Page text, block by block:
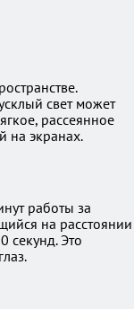
свет может
рассеянное
на экранах.
работы за
на расстоянии
секунд. Это